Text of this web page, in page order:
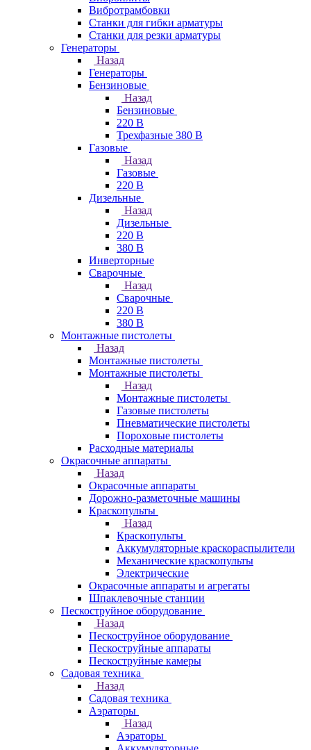
Вибротрамбовки
Станки для гибки арматуры
Станки для резки арматуры
Генераторы
Назад
Генераторы
Бензиновые
Назад
Бензиновые
220 В
Трехфазные 380 В
Газовые
Назад
Газовые
220 В
Дизельные
Назад
Дизельные
220 В
380 В
Инверторные
Сварочные
Назад
Сварочные
220 В
380 В
Монтажные пистолеты
Назад
Монтажные пистолеты
Монтажные пистолеты
Назад
Монтажные пистолеты
Газовые пистолеты
Пневматические пистолеты
Пороховые пистолеты
Расходные материалы
Окрасочные аппараты
Назад
Окрасочные аппараты
Дорожно-разметочные машины
Краскопульты
Назад
Краскопульты
Аккумуляторные краскораспылители
Механические краскопульты
Электрические
Окрасочные аппараты и агрегаты
Шпаклевочные станции
Пескоструйное оборудование
Назад
Пескоструйное оборудование
Пескоструйные аппараты
Пескоструйные камеры
Садовая техника
Назад
Садовая техника
Аэраторы
Назад
Аэраторы